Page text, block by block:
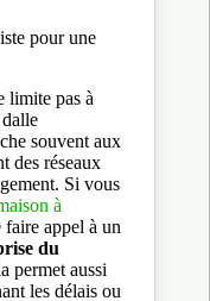
pour une
limite pas à
souvent aux
des réseaux
Si vous
à
appel à un
du
permet aussi
les délais ou